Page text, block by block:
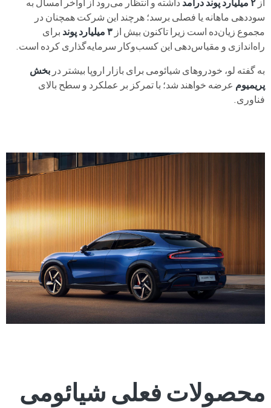
سوددهی ماهانه یا فصلی برسد؛ هرچند این شرکت همچنان در
مجموع زیان‌ده است زیرا تاکنون بیش از ۳ میلیارد پوند
برای
راه‌اندازی و مقیاس‌دهی این کسب‌وکار سرمایه‌گذاری کرده است.
به گفته لو، خودروهای شیائومی برای بازار اروپا بیشتر در بخش
پریمیوم عرضه خواهند شد؛ با تمرکز بر عملکرد و سطح بالای
فناوری.
محصولات فعلی شیائومی